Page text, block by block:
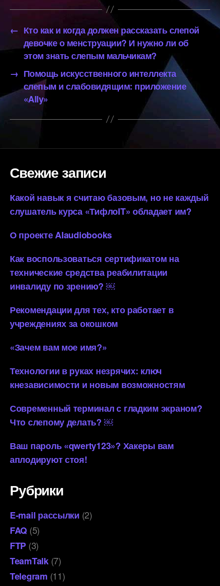
← Кто как и когда должен рассказать слепой
девочке о менструации? И нужно ли об
этом знать слепым мальчикам?
→ Помощь искусственного интеллекта
слепым и слабовидящим: приложение
«Ally»
Свежие записи
Какой навык я считаю базовым, но не каждый
слушатель курса «ТифлоIT» обладает им?
О проекте AIaudiobooks
Как воспользоваться сертификатом на
технические средства реабилитации
инвалиду по зрению? ￼
Рекомендации для тех, кто работает в
учреждениях за окошком
«Зачем вам мое имя?»
Технологии в руках незрячих: ключ
кнезависимости и новым возможностям
Современный терминал с гладким экраном?
Что слепому делать? ￼
Ваш пароль «qwerty123»? Хакеры вам
аплодируют стоя!
Рубрики
E-mail рассылки (2)
FAQ (5)
FTP (3)
TeamTalk(7)
Telegram (11)